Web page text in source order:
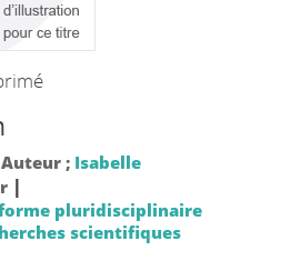
; Isabelle
|
pluridisciplinaire
scientifiques